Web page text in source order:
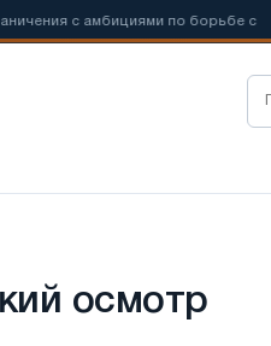
с амбициями по борьбе с
осмотр